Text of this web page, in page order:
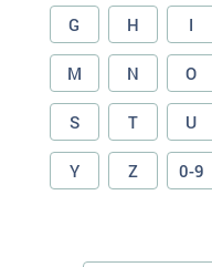
G H I
M N O
S T U
Y Z 0-9